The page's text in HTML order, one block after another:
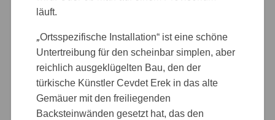
läuft.
„Ortsspezifische Installation“ ist eine schöne
Untertreibung für den scheinbar simplen, aber
reichlich ausgeklügelten Bau, den der
türkische Künstler Cevdet Erek in das alte
Gemäuer mit den freiliegenden
Backsteinwänden gesetzt hat, das den